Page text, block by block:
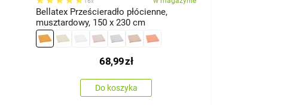
Bellatex Prześcieradło płócienne,
musztardowy, 150 x 230 cm
68,99zł
Do koszyka